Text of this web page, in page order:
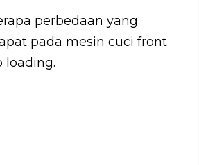
perbedaan yang
pada mesin cuci front
loading.